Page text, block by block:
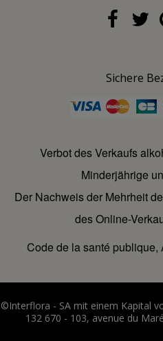
Sichere
Verbot des Verkaufs
Minderjährige
Der Nachweis der Mehrheit
des Online-
Code de la santé publique,
©Interflora - SA mit einem Kapital
132 670 - 103, avenue du